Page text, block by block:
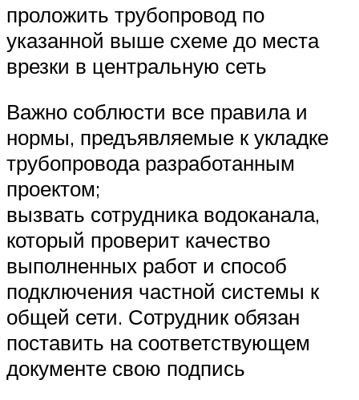
проложить трубопровод по
указанной выше схеме до места
врезки в центральную сеть
Важно соблюсти все правила и
нормы, предъявляемые к укладке
трубопровода разработанным
проектом;
вызвать сотрудника водоканала,
который проверит качество
выполненных работ и способ
подключения частной системы к
общей сети. Сотрудник обязан
поставить на соответствующем
документе свою подпись